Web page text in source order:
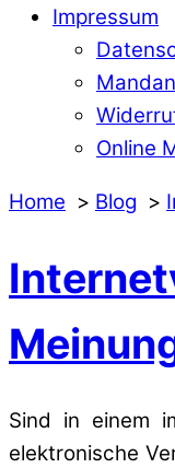
Impressum
Online
Home Blog
Sind in einem
elektronische